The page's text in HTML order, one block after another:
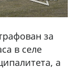
за
в селе
а